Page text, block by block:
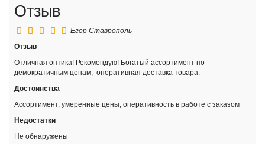
Отзыв
Егор Ставрополь
Отзыв
Отличная оптика! Рекомендую! Богатый ассортимент по
демократичным ценам, оперативная доставка товара.
Достоинства
Ассортимент, умеренные цены, оперативность в работе с заказом
Недостатки
Не обнаружены